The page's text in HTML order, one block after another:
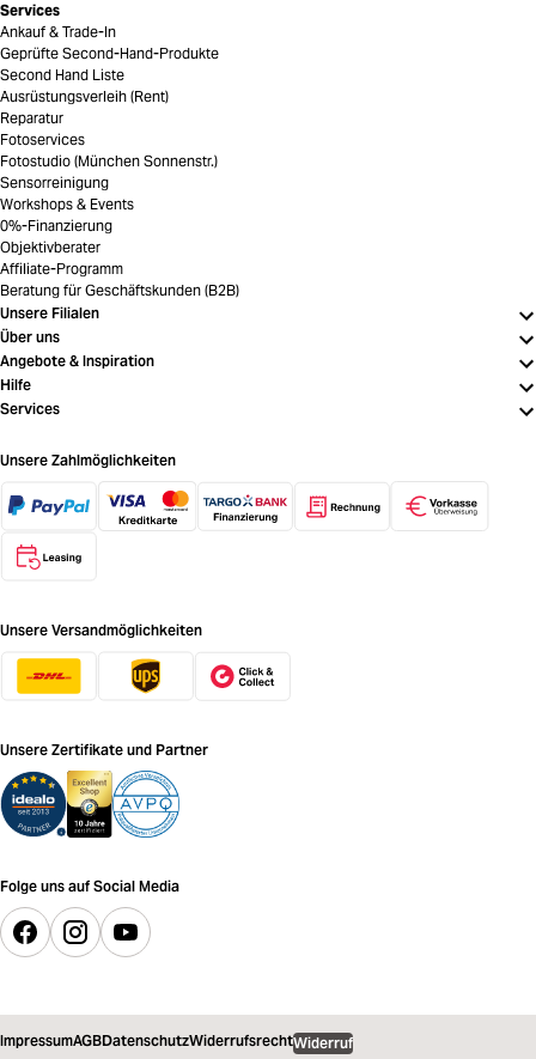
Services
Ankauf & Trade-In
Geprüfte Second-Hand-Produkte
Second Hand Liste
Ausrüstungsverleih (Rent)
Reparatur
Fotoservices
Fotostudio (München Sonnenstr.)
Sensorreinigung
Workshops & Events
0%-Finanzierung
Objektivberater
Affiliate-Programm
Beratung für Geschäftskunden (B2B)
Unsere Filialen
Über uns
Angebote & Inspiration
Hilfe
Services
Unsere Zahlmöglichkeiten
Unsere Versandmöglichkeiten
Unsere Zertifikate und Partner
Folge uns auf Social Media
ImpressumAGBDatenschutzWiderrufsrechtWiderruf